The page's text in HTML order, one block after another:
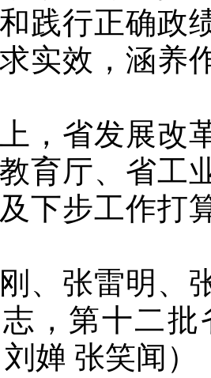
践行正确政
实效，涵养
省发展改革
育厅、省工
下步工作打
张雷明、张
，第十二
刘婵 张笑闻）